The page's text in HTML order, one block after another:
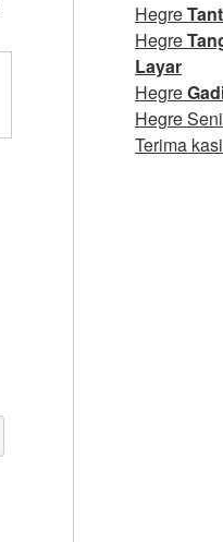
Hegre
Hegre
Layar
Hegre
Hegre
Terima